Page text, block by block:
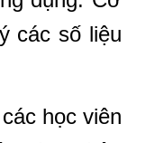
các số liệu
học viên